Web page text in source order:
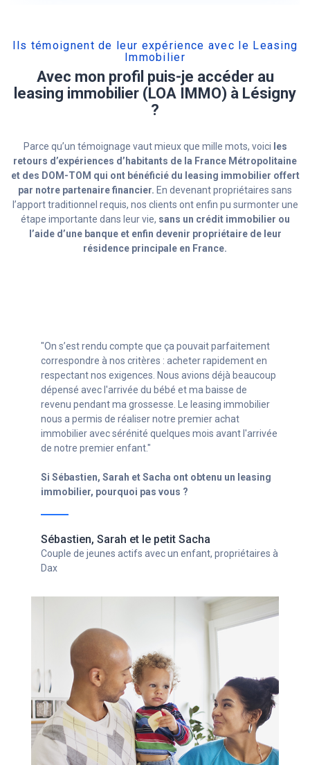
Ils témoignent de leur expérience avec le Leasing
Immobilier
Avec mon profil puis-je accéder au
leasing immobilier (LOA IMMO) à Lésigny
?
Parce qu’un témoignage vaut mieux que mille mots, voici les
retours d’expériences d’habitants de la France Métropolitaine
et des DOM-TOM qui ont bénéficié du leasing immobilier offert
par notre partenaire financier. En devenant propriétaires sans
l’apport traditionnel requis, nos clients ont enfin pu surmonter une
étape importante dans leur vie, sans un crédit immobilier ou
l’aide d’une banque et enfin devenir propriétaire de leur
résidence principale en France.
"Avec mon statut d’indépendant (autoentrepreneur)
c’était compliqué de trouver un crédit. Grâce aux
conseillers de la société de leasing immobilier, je n’ai
pas eu à repousser mon projet immobilier et enfin pu
avoir mon chez moi, sans avoir à renoncer à mon
entreprise en croissance !"
Si Ghislain a obtenu un leasing immobilier, pourquoi
propriétaire à Bordeaux